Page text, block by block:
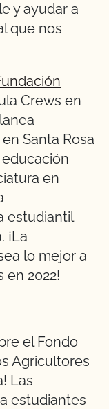
y ayudar a
que nos
Crews en
Santa Rosa
en
estudiantil
¡La
lo mejor a
en 2022!
el Fondo
Agricultores
Las
estudiantes